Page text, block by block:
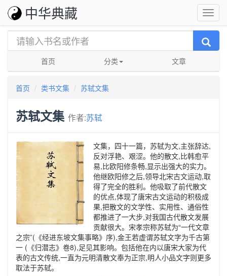
中华典藏
首页 分类 文章
首页 类书文集 苏轼文集
苏轼文集 作者:苏轼
文集，四十一篇，苏轼为文,主张辞达,
反对浮艳、艰涩。他的散文,比韩愈平
易,比欧阳修条畅,显示出强大的实力。
他继欧阳修之后,领导北宋古文运动,取
得了完全的胜利。他吸取了前代散文
的优点,体现了唐宋古文运动的积极成
果,把散文的文学性、实用性、通俗性
都推进了一大步,对我国古代散文发展
贡献很大。宋孝宗称苏轼为“一代文章
之宗”(《经进东坡文集事略》序),金王若虚谓苏轼文字为千古第
一 (《归潜志》卷8),足见其影响。包括他在内以唐宋大家为代
表的古文传统,一直为元明清散文奉为正宗,明人小品文字则更多
取法于苏轼。